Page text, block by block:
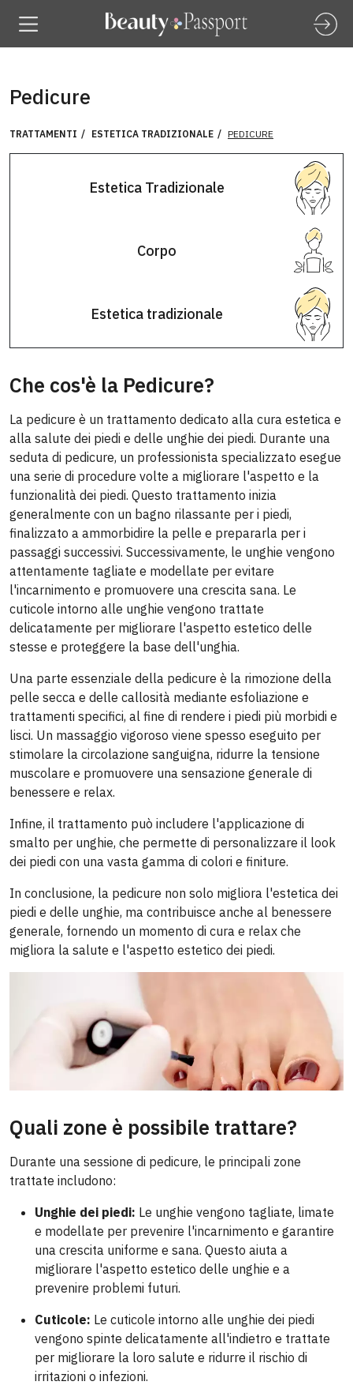
Pedicure
TRATTAMENTI ESTETICA TRADIZIONALE PEDICURE
Estetica Tradizionale
Corpo
Estetica tradizionale
Che cos'è la Pedicure?
La pedicure è un trattamento dedicato alla cura estetica e
alla salute dei piedi e delle unghie dei piedi. Durante una
seduta di pedicure, un professionista specializzato esegue
una serie di procedure volte a migliorare l'aspetto e la
funzionalità dei piedi. Questo trattamento inizia
generalmente con un bagno rilassante per i piedi,
finalizzato a ammorbidire la pelle e prepararla per i
passaggi successivi. Successivamente, le unghie vengono
attentamente tagliate e modellate per evitare
l'incarnimento e promuovere una crescita sana. Le
cuticole intorno alle unghie vengono trattate
delicatamente per migliorare l'aspetto estetico delle
stesse e proteggere la base dell'unghia.
Una parte essenziale della pedicure è la rimozione della
pelle secca e delle callosità mediante esfoliazione e
trattamenti specifici, al fine di rendere i piedi più morbidi e
lisci. Un massaggio vigoroso viene spesso eseguito per
stimolare la circolazione sanguigna, ridurre la tensione
muscolare e promuovere una sensazione generale di
benessere e relax.
Infine, il trattamento può includere l'applicazione di
smalto per unghie, che permette di personalizzare il look
dei piedi con una vasta gamma di colori e finiture.
In conclusione, la pedicure non solo migliora l'estetica dei
piedi e delle unghie, ma contribuisce anche al benessere
generale, fornendo un momento di cura e relax che
migliora la salute e l'aspetto estetico dei piedi.
Quali zone è possibile trattare?
Durante una sessione di pedicure, le principali zone
trattate includono:
Unghie dei piedi: Le unghie vengono tagliate, limate
e modellate per prevenire l'incarnimento e garantire
una crescita uniforme e sana. Questo aiuta a
migliorare l'aspetto estetico delle unghie e a
prevenire problemi futuri.
Cuticole: Le cuticole intorno alle unghie dei piedi
vengono spinte delicatamente all'indietro e trattate
per migliorare la loro salute e ridurre il rischio di
irritazioni o infezioni.